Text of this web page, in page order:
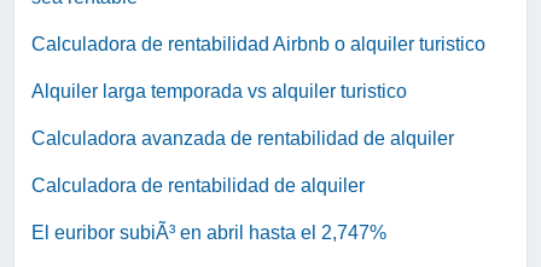
Calculadora de rentabilidad Airbnb o alquiler turistico
Alquiler larga temporada vs alquiler turistico
Calculadora avanzada de rentabilidad de alquiler
Calculadora de rentabilidad de alquiler
El euribor subiÃ³ en abril hasta el 2,747%